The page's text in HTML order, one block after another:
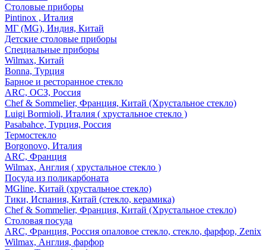
Столовые приборы
Pintinox , Италия
МГ (MG), Индия, Китай
Детские столовые приборы
Специальные приборы
Wilmax, Китай
Bonna, Турция
Барное и ресторанное стекло
ARC, ОСЗ, Россия
Chef & Sommelier, Франция, Китай (Хрустальное стекло)
Luigi Bormioli, Италия ( хрустальное стекло )
Pasabahce, Турция, Россия
Термостекло
Borgonovo, Италия
ARC, Франция
Wilmax, Англия ( хрустальное стекло )
Посуда из поликарбоната
MGline, Китай (хрустальное стекло)
Тики, Испания, Китай (стекло, керамика)
Chef & Sommelier, Франция, Китай (Хрустальное стекло)
Столовая посуда
ARC, Франция, Россия опаловое стекло, стекло, фарфор, Zenix
Wilmax, Англия, фарфор